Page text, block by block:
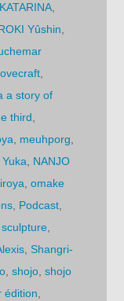
KATARINA
Yûshin
a story of
third
meuhporg
NANJO
,omake
Podcast
,sculpture
,Shangri-
,shojo ,shojo
édition